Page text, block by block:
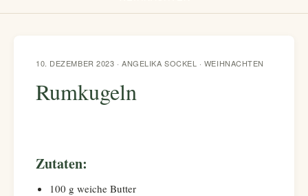
10. DEZEMBER 2023 · ANGELIKA SOCKEL · WEIHNACHTEN
Rumkugeln
Zutaten:
100 g weiche Butter